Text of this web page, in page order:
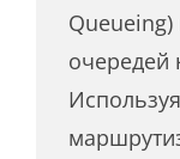
очередей